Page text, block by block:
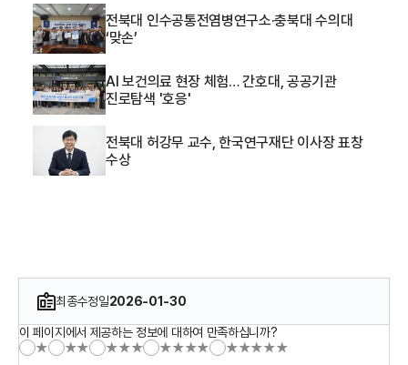
전북대 인수공통전염병연구소·충북대 수의대
‘맞손’
AI 보건의료 현장 체험… 간호대, 공공기관
진로탐색 '호응'
전북대 허강무 교수, 한국연구재단 이사장 표창
수상
최종수정일2026-01-30
이 페이지에서 제공하는 정보에 대하여 만족하십니까?
★
★★ ★★★ ★★★★ ★★★★★